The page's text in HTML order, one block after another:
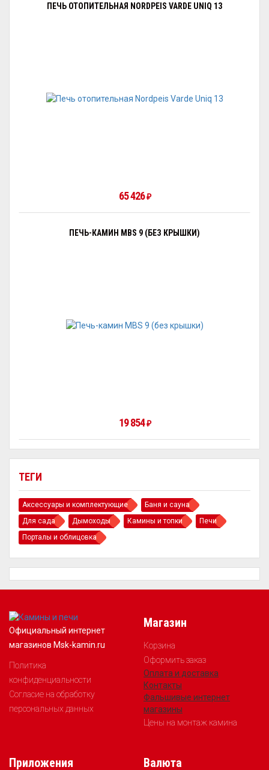
ТЕГИ
Аксессуары и комплектующие
Баня и сауна
Для сада
Дымоходы Камины и топки
Печи
Порталы и облицовка
ПЕЧЬ ОТОПИТЕЛЬНАЯ NORDPEIS VARDE UNIQ 13
65 426₽
ПЕЧЬ-КАМИН MBS 9 (БЕЗ КРЫШКИ)
19 854₽
Официальный интернет
магазинов Msk-kamin.ru
Политика
конфиденциальности
Согласие на обработку
персональных данных
Магазин
Корзина
Оформить заказ
Оплата и доставка
Контакты
Фальшивые интернет
магазины
Цены на монтаж камина
Приложения Валюта